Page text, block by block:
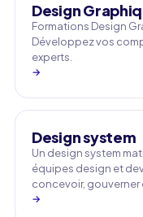
Design
Formations Design
Développez vos
experts.
→
Design system
Un design system
équipes design et
concevoir, gouverner
→